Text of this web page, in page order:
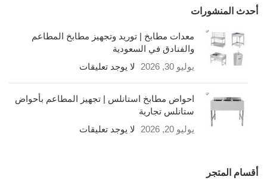
أحدث المنشورات
معدات مطابخ | توريد وتجهيز مطابخ المطاعم
والفنادق في السعودية
يوليو 30, 2026
لا يوجد تعليقات
احواض مطابخ استانلس | تجهيز المطاعم بأحواض
ستانلس تجارية
يوليو 20, 2026
لا يوجد تعليقات
أقسام المتجر